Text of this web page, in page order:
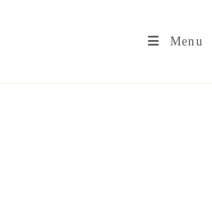
Menu